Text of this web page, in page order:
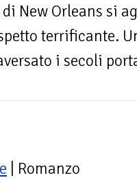
di New Orleans si
terrificante.
i secoli
| Romanzo